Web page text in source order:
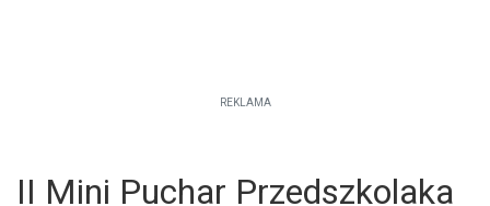
REKLAMA
II Mini Puchar Przedszkolaka